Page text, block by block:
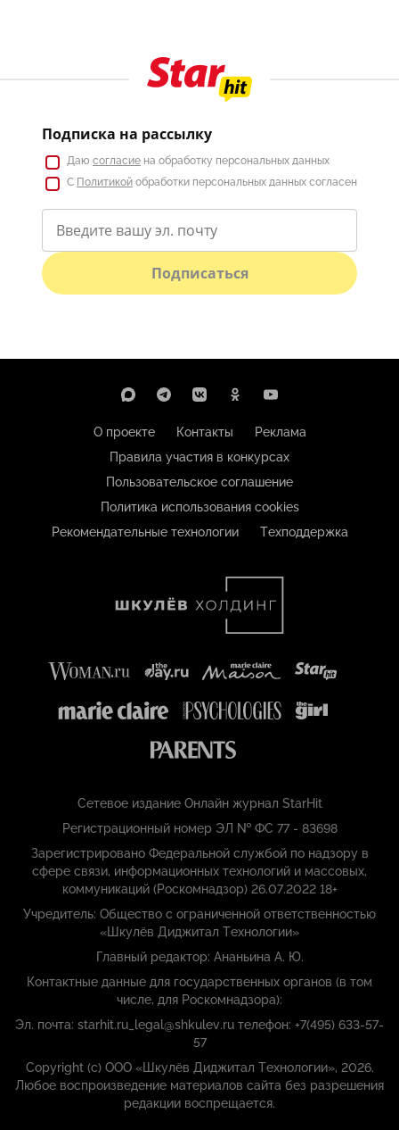
Подписка на рассылку
Даю согласие на обработку персональных данных
С Политикой обработки персональных данных согласен
Подписаться
О проекте Контакты
Реклама
Правила участия в конкурсах
Пользовательское соглашение
Политика использования cookies
Рекомендательные технологии
Техподдержка
Сетевое издание Онлайн журнал StarHit
Регистрационный номер ЭЛ № ФС 77 - 83698
Зарегистрировано Федеральной службой по надзору в
сфере связи, информационных технологий и массовых,
коммуникаций (Роскомнадзор) 26.07.2022 18+
Учредитель: Общество с ограниченной ответственностью
«Шкулёв Диджитал Технологии»
Главный редактор: Ананьина А. Ю.
Контактные данные для государственных органов (в том
числе, для Роскомнадзора):
Эл. почта: starhit.ru_legal@shkulev.ru телефон: +7(495) 633-57-
57
Copyright (с) ООО «Шкулёв Диджитал Технологии», 2026.
Любое воспроизведение материалов сайта без разрешения
редакции воспрещается.